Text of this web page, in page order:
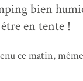
bien
en tente !
ce matin,